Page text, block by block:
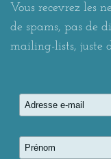
Vous recevrez les
de spams, pas de
mailing-lists, juste